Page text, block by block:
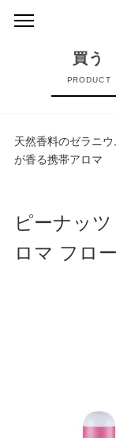
買う
PRODUCT
天然香料のゼラニ
が香る携帯アロマ
ピーナッ
ロマ フロ